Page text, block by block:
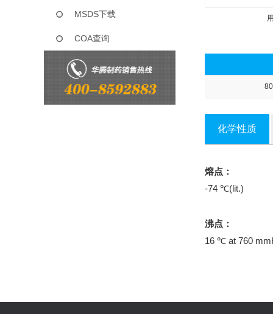
MSDS下载
COA查询
化学性质
熔点：
-74 ℃(lit.)
沸点：
16 ℃ at 760